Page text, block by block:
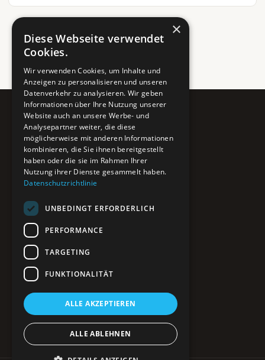
Pure BiH
Authentisches Bosnien & Herzegowina
Ein Teil des BTP Reise-Netzwerks.
POIs entdecken
Interaktive Karte
Reiseblog
Reiseinfos & Tipps
Impressum
Datenschutz
Kontakt
×
Diese Webseite verwendet
Cookies.
Wir verwenden Cookies, um Inhalte und
Anzeigen zu personalisieren und unseren
Datenverkehr zu analysieren. Wir geben
Informationen über Ihre Nutzung unserer
Website auch an unsere Werbe- und
Analysepartner weiter, die diese
möglicherweise mit anderen Informationen
kombinieren, die Sie ihnen bereitgestellt
haben oder die sie im Rahmen Ihrer
Nutzung ihrer Dienste gesammelt haben.
Datenschutzrichtlinie
UNBEDINGT ERFORDERLICH
PERFORMANCE
TARGETING
FUNKTIONALITÄT
ALLE AKZEPTIEREN
ALLE ABLEHNEN